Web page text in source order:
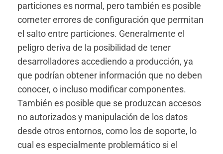
particiones es normal, pero también es posible
cometer errores de configuración que permitan
el salto entre particiones. Generalmente el
peligro deriva de la posibilidad de tener
desarrolladores accediendo a producción, ya
que podrían obtener información que no deben
conocer, o incluso modificar componentes.
También es posible que se produzcan accesos
no autorizados y manipulación de los datos
desde otros entornos, como los de soporte, lo
cual es especialmente problemático si el